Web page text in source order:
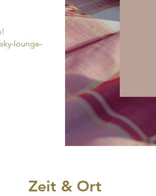
lounge-
Zeit & Ort